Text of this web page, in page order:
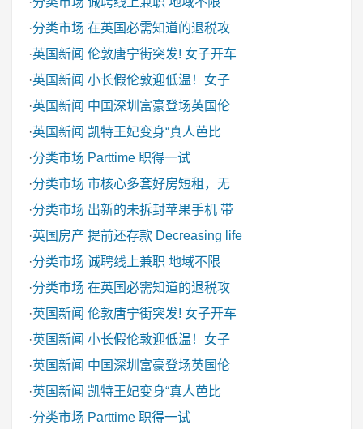
·分类市场 在英国必需知道的退税攻
·英国新闻 伦敦唐宁街突发! 女子开车
·英国新闻 小长假伦敦迎低温！女子
·英国新闻 中国深圳富豪登场英国伦
·英国新闻 凯特王妃变身“真人芭比
·分类市场 Parttime 职得一试
·分类市场 市核心多套好房短租，无
·分类市场 出新的未拆封苹果手机 带
·英国房产 提前还存款 Decreasing life
·分类市场 诚聘线上兼职 地域不限
·分类市场 在英国必需知道的退税攻
·英国新闻 伦敦唐宁街突发! 女子开车
·英国新闻 小长假伦敦迎低温！女子
·英国新闻 中国深圳富豪登场英国伦
·英国新闻 凯特王妃变身“真人芭比
·分类市场 Parttime 职得一试